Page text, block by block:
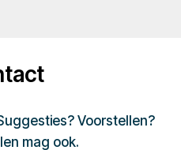
Voorstellen?
mag ook.